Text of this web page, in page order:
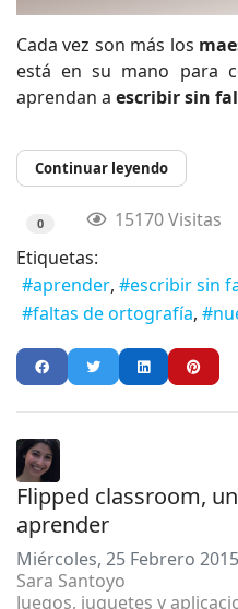
Cada vez son más los
está en su mano para
aprendan a escribir sin
Continuar leyendo
0 15170 Visitas
Etiquetas:
aprender
escribir sin
faltas de ortografía
Flipped classroom,
aprender
Miércoles, 25 Febrero 2015
Sara Santoyo
Juegos, juguetes y